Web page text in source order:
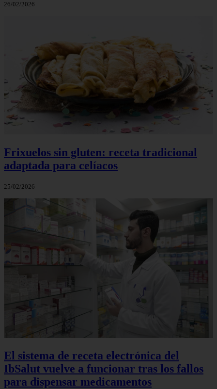
26/02/2026
Frixuelos sin gluten: receta tradicional
adaptada para celíacos
25/02/2026
El sistema de receta electrónica del
IbSalut vuelve a funcionar tras los fallos
para dispensar medicamentos